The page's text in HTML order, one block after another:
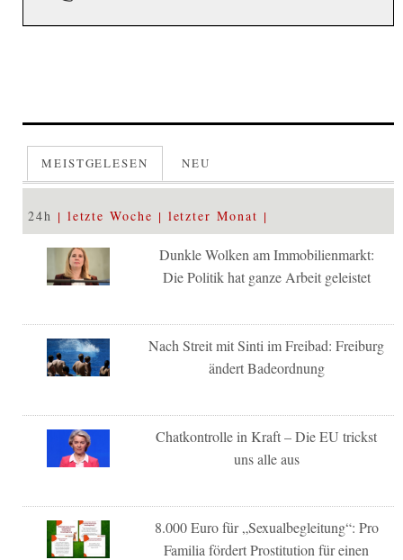
MEISTGELESEN NEU
24h letzte Woche letzter Monat
Dunkle Wolken am Immobilienmarkt:
Die Politik hat ganze Arbeit geleistet
Nach Streit mit Sinti im Freibad: Freiburg
ändert Badeordnung
Chatkontrolle in Kraft – Die EU trickst
uns alle aus
8.000 Euro für „Sexualbegleitung“: Pro
Familia fördert Prostitution für einen